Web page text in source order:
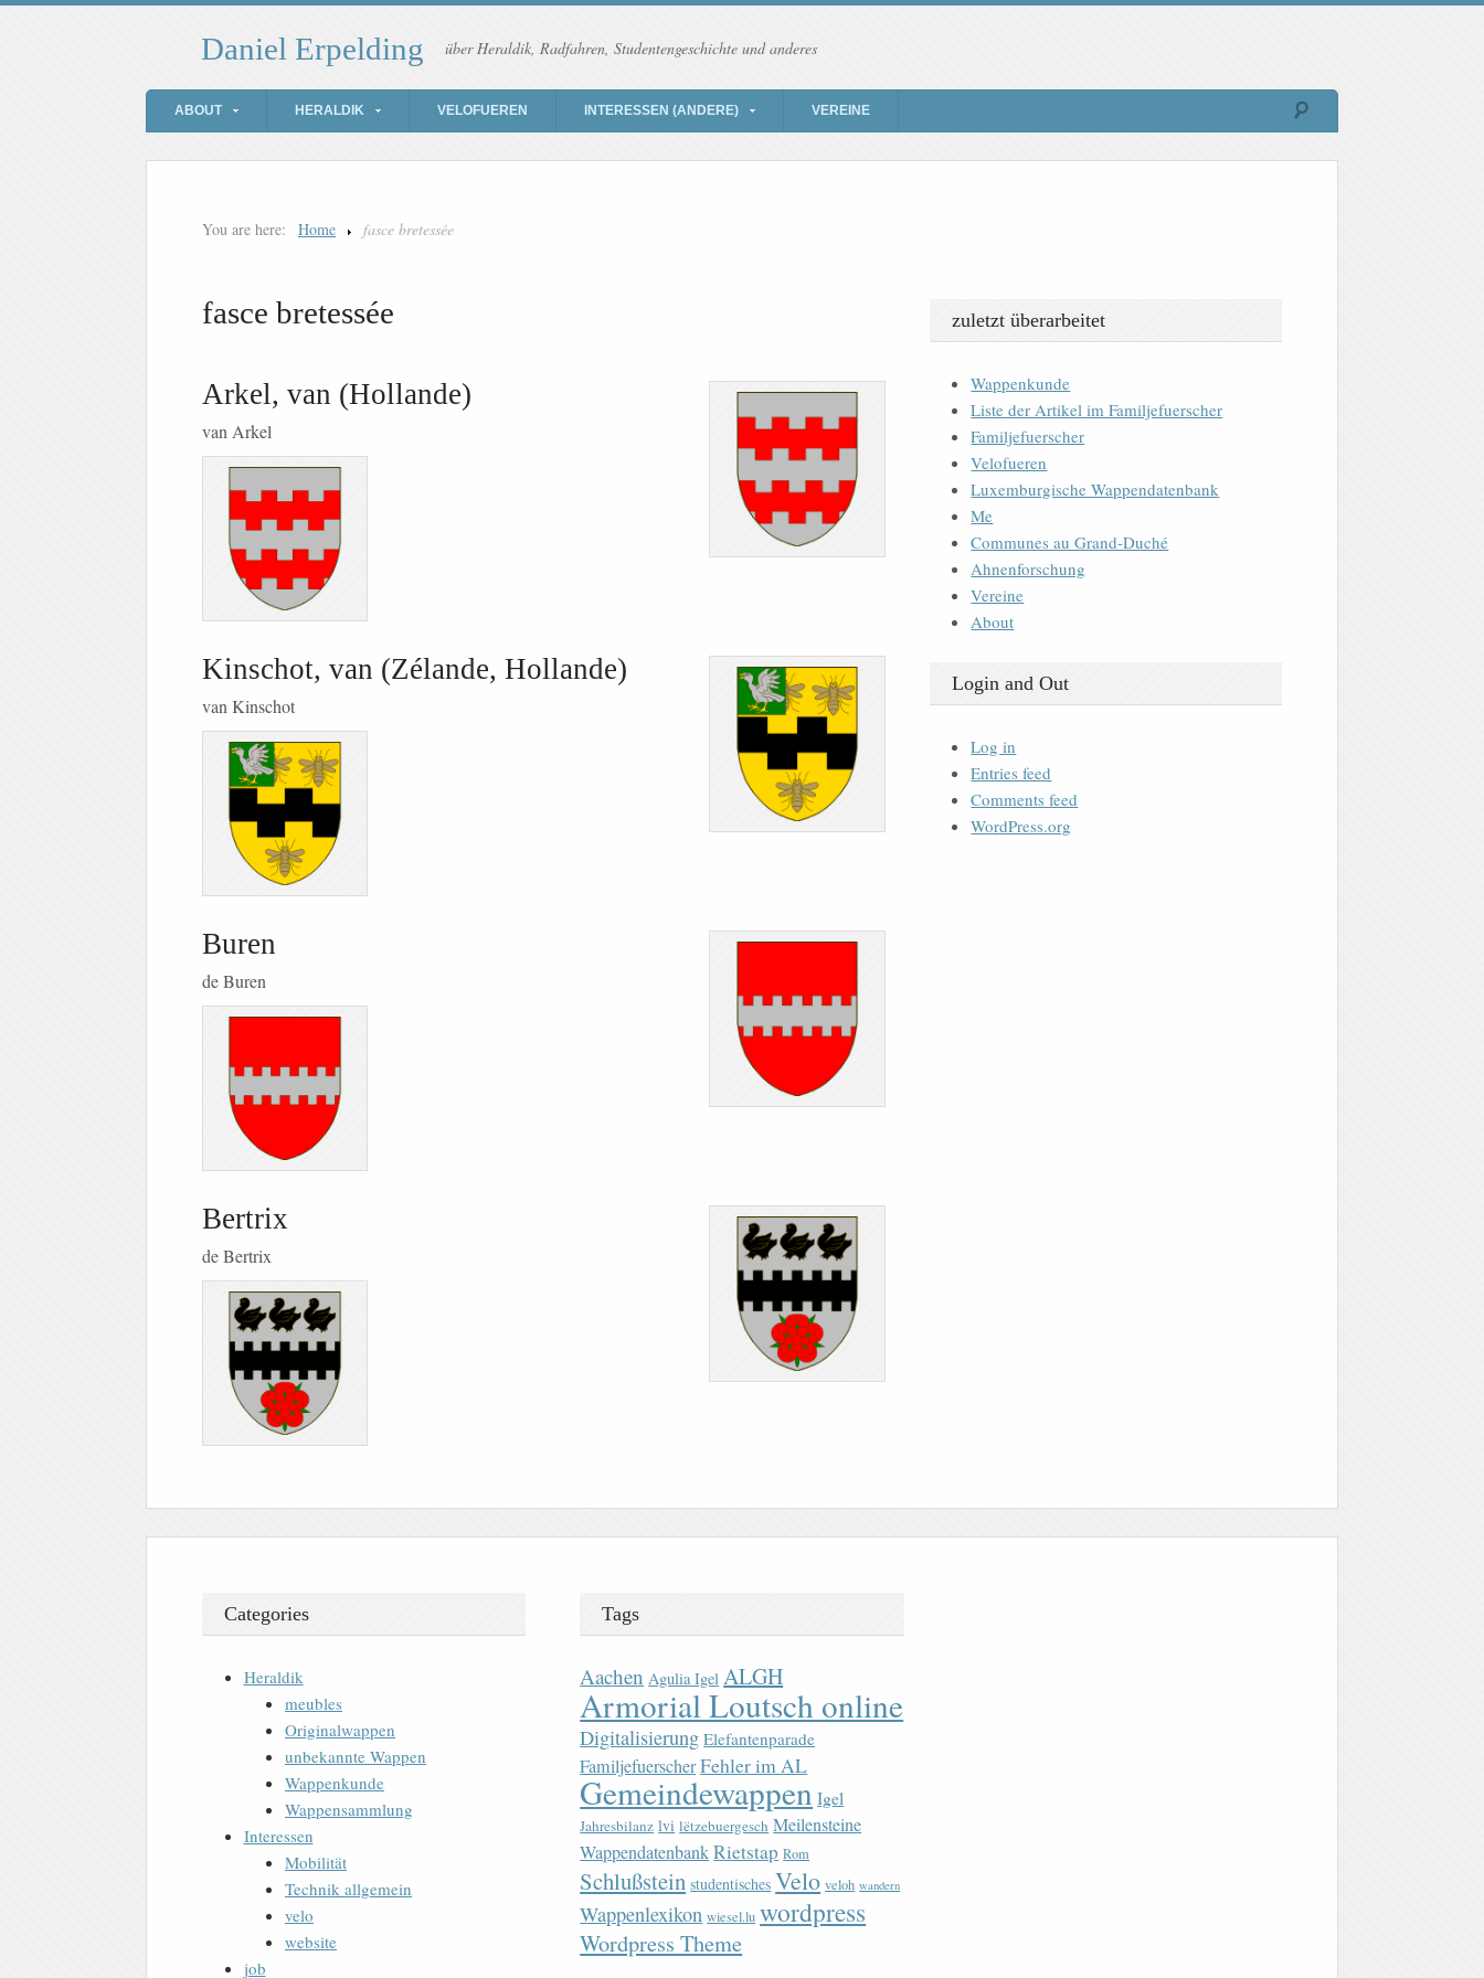
Daniel Erpelding über Heraldik, Radfahren, Studentengeschichte und anderes
ABOUT HERALDIK VELOFUEREN INTERESSEN (ANDERE) VEREINE
You are here: Home fasce bretessée
fasce bretessée
Arkel, van (Hollande)
van Arkel
Kinschot, van (Zélande, Hollande)
van Kinschot
Buren
de Buren
Bertrix
de Bertrix
zuletzt überarbeitet
Wappenkunde
Liste der Artikel im Familjefuerscher
Familjefuerscher
Velofueren
Luxemburgische Wappendatenbank
Me
Communes au Grand-Duché
Ahnenforschung
Vereine
About
Login and Out
Log in
Entries feed
Comments feed
WordPress.org
Categories
Heraldik
meubles
Originalwappen
unbekannte Wappen
Wappenkunde
Wappensammlung
Interessen
Mobilität
Technik allgemein
velo
website
job
Tags
Aachen Agulia Igel ALGH
Armorial Loutsch online
Digitalisierung Elefantenparade
FamiljefuerscherFehler im AL
Gemeindewappen Igel
Jahresbilanz lvi lëtzebuergesch Meilensteine
WappendatenbankRietstap Rom
Schlußstein studentisches Velo veloh wandern
Wappenlexikon wiesel.lu wordpress
Wordpress Theme